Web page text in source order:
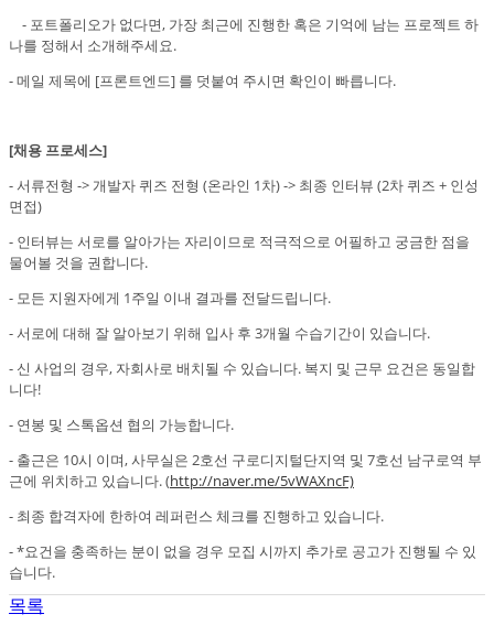
- 포트폴리오가 없다면, 가장 최근에 진행한 혹은 기억에 남는 프로젝트 하
나를 정해서 소개해주세요.
- 메일 제목에 [프론트엔드] 를 덧붙여 주시면 확인이 빠릅니다.
[채용 프로세스]
- 서류전형 -> 개발자 퀴즈 전형 (온라인 1차) -> 최종 인터뷰 (2차 퀴즈 + 인성
면접)
- 인터뷰는 서로를 알아가는 자리이므로 적극적으로 어필하고 궁금한 점을
물어볼 것을 권합니다.
- 모든 지원자에게 1주일 이내 결과를 전달드립니다.
- 서로에 대해 잘 알아보기 위해 입사 후 3개월 수습기간이 있습니다.
- 신 사업의 경우, 자회사로 배치될 수 있습니다. 복지 및 근무 요건은 동일합
니다!
- 연봉 및 스톡옵션 협의 가능합니다.
- 출근은 10시 이며, 사무실은 2호선 구로디지털단지역 및 7호선 남구로역 부
근에 위치하고 있습니다. (http://naver.me/5vWAXncF)
- 최종 합격자에 한하여 레퍼런스 체크를 진행하고 있습니다.
- *요건을 충족하는 분이 없을 경우 모집 시까지 추가로 공고가 진행될 수 있
습니다.
목록